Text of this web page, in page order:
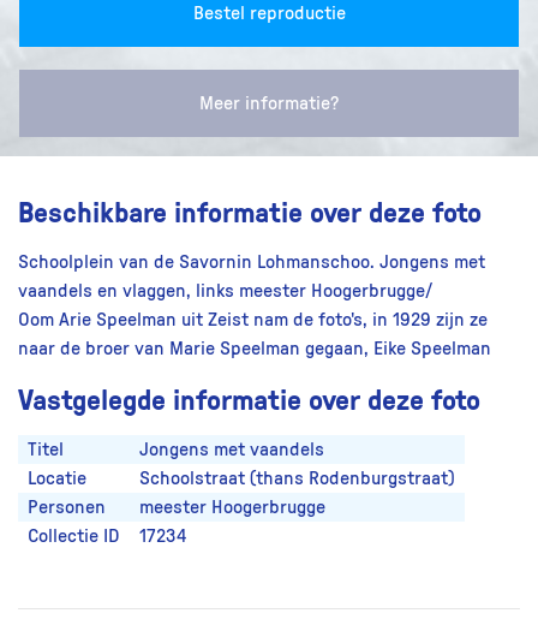
Bestel reproductie
Meer informatie?
Beschikbare informatie over deze foto
Schoolplein van de Savornin Lohmanschoo. Jongens met
vaandels en vlaggen, links meester Hoogerbrugge/
Oom Arie Speelman uit Zeist nam de foto's, in 1929 zijn ze
naar de broer van Marie Speelman gegaan, Eike Speelman
Vastgelegde informatie over deze foto
Titel
Jongens met vaandels
Locatie
Schoolstraat (thans Rodenburgstraat)
Personen
meester Hoogerbrugge
Collectie ID
17234